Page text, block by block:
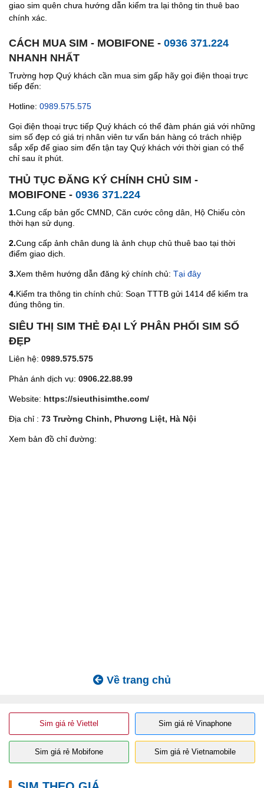
giao sim quên chưa hướng dẫn kiểm tra lại thông tin thuê bao
chính xác.
CÁCH MUA SIM - MOBIFONE - 0936 371.224
NHANH NHẤT
Trường hợp Quý khách cần mua sim gấp hãy gọi điện thoại trực
tiếp đến:
Hotline: 0989.575.575
Gọi điện thoại trực tiếp Quý khách có thể đàm phán giá với những
sim số đẹp có giá trị nhân viên tư vấn bán hàng có trách nhiệp
sắp xếp để giao sim đến tận tay Quý khách với thời gian có thể
chỉ sau ít phút.
THỦ TỤC ĐĂNG KÝ CHÍNH CHỦ SIM -
MOBIFONE - 0936 371.224
1.Cung cấp bản gốc CMND, Căn cước công dân, Hộ Chiếu còn
thời hạn sử dụng.
2.Cung cấp ảnh chân dung là ảnh chụp chủ thuê bao tại thời
điểm giao dịch.
3.Xem thêm hướng dẫn đăng ký chính chủ: Tại đây
4.Kiểm tra thông tin chính chủ: Soạn TTTB gửi 1414 để kiểm tra
đúng thông tin.
SIÊU THỊ SIM THẺ ĐẠI LÝ PHÂN PHỐI SIM SỐ
ĐẸP
Liên hệ: 0989.575.575
Phản ánh dịch vụ: 0906.22.88.99
Website: https://sieuthisimthe.com/
Địa chỉ : 73 Trường Chinh, Phương Liệt, Hà Nội
Xem bản đồ chỉ đường:
Về trang chủ
Sim giá rẻ Viettel Sim giá rẻ Vinaphone
Sim giá rẻ Mobifone Sim giá rẻ Vietnamobile